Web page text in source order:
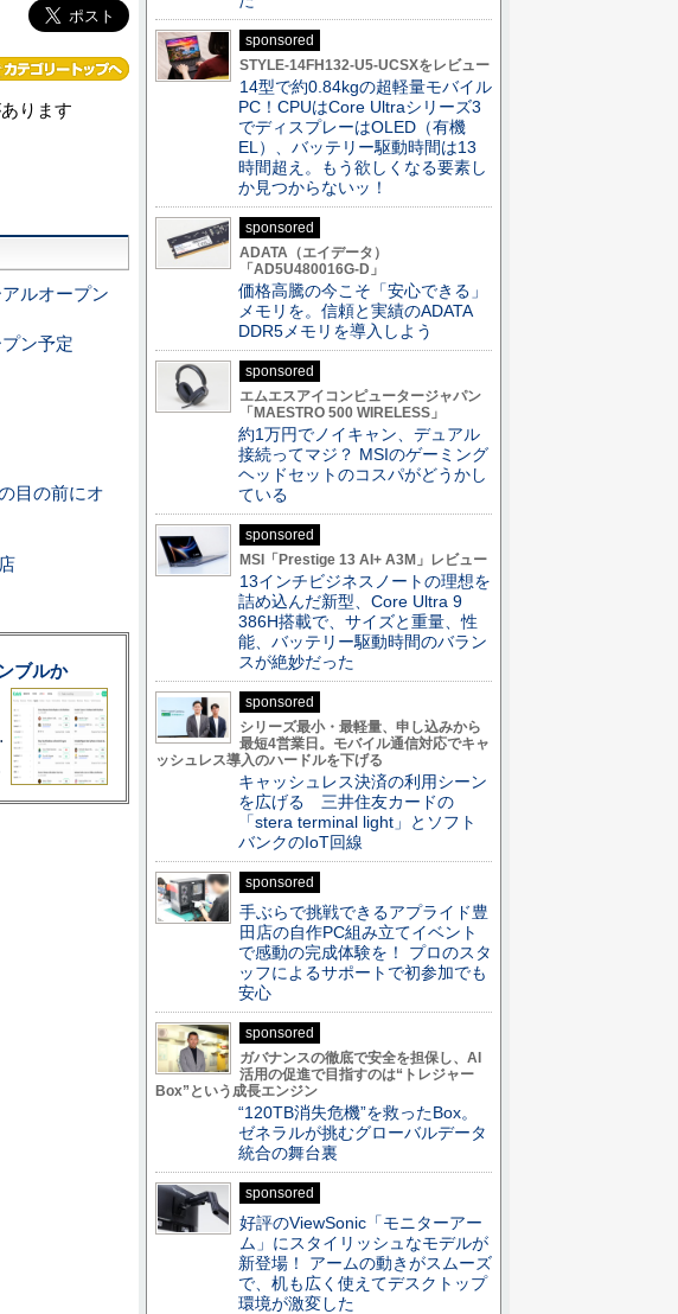
ります
ルオープン
ン予定
目の前にオ
ブルか
実機レビュー
sponsored
STYLE-14FH132-U5-UCSXをレビュー
14型で約0.84kgの超軽量モバイル
PC！CPUはCore Ultraシリーズ3
でディスプレーはOLED（有機
EL）、バッテリー駆動時間は13
時間超え。もう欲しくなる要素し
か見つからないッ！
sponsored
ADATA（エイデータ）
「AD5U480016G-D」
価格高騰の今こそ「安心できる」
メモリを。信頼と実績のADATA
DDR5メモリを導入しよう
sponsored
エムエスアイコンピュータージャパン
「MAESTRO 500 WIRELESS」
約1万円でノイキャン、デュアル
接続ってマジ？ MSIのゲーミング
ヘッドセットのコスパがどうかし
ている
sponsored
MSI「Prestige 13 AI+ A3M」レビュー
13インチビジネスノートの理想を
詰め込んだ新型、Core Ultra 9
386H搭載で、サイズと重量、性
能、バッテリー駆動時間のバラン
スが絶妙だった
sponsored
シリーズ最小・最軽量、申し込みから
最短4営業日。モバイル通信対応でキャ
ッシュレス導入のハードルを下げる
キャッシュレス決済の利用シーン
を広げる 三井住友カードの
「stera terminal light」とソフト
バンクのIoT回線
sponsored
手ぶらで挑戦できるアプライド豊
田店の自作PC組み立てイベント
で感動の完成体験を！ プロのスタ
ッフによるサポートで初参加でも
安心
sponsored
ガバナンスの徹底で安全を担保し、AI
活用の促進で目指すのは“トレジャー
Box”という成長エンジン
“120TB消失危機”を救ったBox。
ゼネラルが挑むグローバルデータ
統合の舞台裏
sponsored
好評のViewSonic「モニターアー
ム」にスタイリッシュなモデルが
新登場！ アームの動きがスムーズ
で、机も広く使えてデスクトップ
環境が激変した